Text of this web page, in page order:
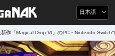
日本語
作「Magical Drop VI」のPC・Nintendo Switch